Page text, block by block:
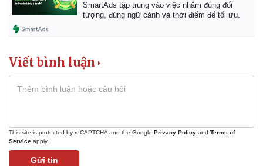
Bất động sản
Khởi nghiệp
Tiêu dùng
SmartAds tập trung vào việc nhắm đúng đối
tượng, đúng ngữ cảnh và thời điểm để tối ưu.
Viết bình luận
This site is protected by reCAPTCHA and the Google Privacy Policy and Terms of
Service apply.
Gửi tin